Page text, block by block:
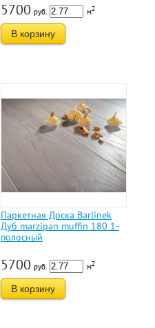
5700 руб. м2
В корзину
Паркетная Доска Barlinek
Дуб marzipan muffin 180 1-
полосный
5700 руб. м2
В корзину